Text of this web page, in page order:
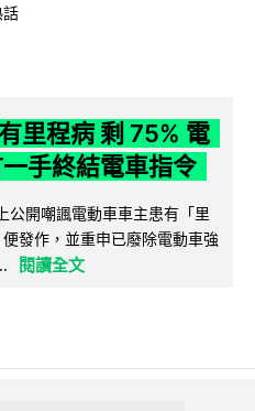
里程病 剩 75% 電
手終結電車指令
公開嘲諷電動車車主患有「里
發作，並重申已廢除電動車強
閱讀全文